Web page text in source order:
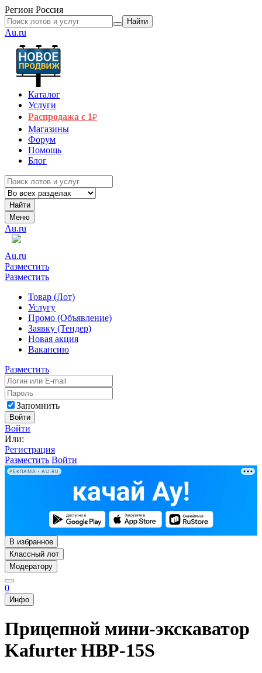
Регион Россия
Найти
Au.ru
Каталог
Услуги
Распродажа с 1₽
Магазины
Форум
Помощь
Блог
Найти
Меню
Au.ru
Au.ru
Разместить
Разместить
Товар (Лот)
Услугу
Промо (Объявление)
Заявку (Тендер)
Новая акция
Вакансию
Разместить
Запомнить
Войти
Войти
Или:
Регистрация
Разместить Войти
РЕКЛАМА • AU.RU
В избранное
Классный лот
Модератору
0
Инфо
Прицепной мини-экскаватор
Kafurter HBP-15S